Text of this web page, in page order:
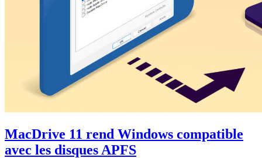
MacDrive 11 rend Windows compatible
avec les disques APFS